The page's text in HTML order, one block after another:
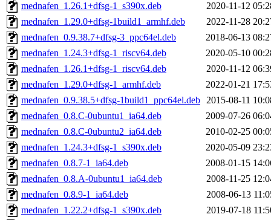
mednafen_1.26.1+dfsg-1_s390x.deb
2020-11-12
mednafen_1.29.0+dfsg-1build1_armhf.deb
2022-11-28
mednafen_0.9.38.7+dfsg-3_ppc64el.deb
2018-06-13
mednafen_1.24.3+dfsg-1_riscv64.deb
2020-05-10
mednafen_1.26.1+dfsg-1_riscv64.deb
2020-11-12
mednafen_1.29.0+dfsg-1_armhf.deb
2022-01-21
mednafen_0.9.38.5+dfsg-1build1_ppc64el.deb 2015-08-11
mednafen_0.8.C-0ubuntu1_ia64.deb
2009-07-26
mednafen_0.8.C-0ubuntu2_ia64.deb
2010-02-25
mednafen_1.24.3+dfsg-1_s390x.deb
2020-05-09
mednafen_0.8.7-1_ia64.deb
2008-01-15
mednafen_0.8.A-0ubuntu1_ia64.deb
2008-11-25
mednafen_0.8.9-1_ia64.deb
2008-06-13
mednafen_1.22.2+dfsg-1_s390x.deb
2019-07-18